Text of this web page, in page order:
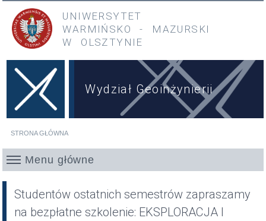
Przejdź do treści
Przejdź do menu głównego
UNIWERSYTET
WARMIŃSKO
- MAZURSKI
W OLSZTYNIE
Wydział Geoinżynierii
STRONA GŁÓWNA
Menu główne
Studentów ostatnich semestrów zapraszamy
na bezpłatne szkolenie: EKSPLORACJA I